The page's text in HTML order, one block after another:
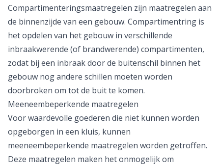
Compartimenteringsmaatregelen zijn maatregelen aan
de binnenzijde van een gebouw. Compartimentring is
het opdelen van het gebouw in verschillende
inbraakwerende (of brandwerende) compartimenten,
zodat bij een inbraak door de buitenschil binnen het
gebouw nog andere schillen moeten worden
doorbroken om tot de buit te komen.
Meeneembeperkende maatregelen
Voor waardevolle goederen die niet kunnen worden
opgeborgen in een kluis, kunnen
meeneembeperkende maatregelen worden getroffen.
Deze maatregelen maken het onmogelijk om